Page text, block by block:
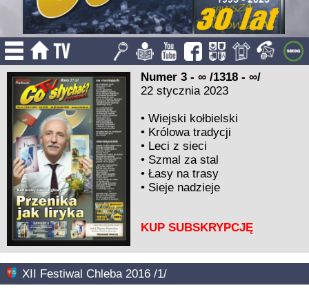
Numer 3 - ∞ /1318 - ∞/
22 stycznia 2023
•Wiejski kołbielski
• Królowa tradycji
• Leci z sieci
• Szmal za stal
•Łasy na trasy
• Sieje nadzieje
KUP SUBSKRYPCJĘ
XII Festiwal Chleba 2016 /1/